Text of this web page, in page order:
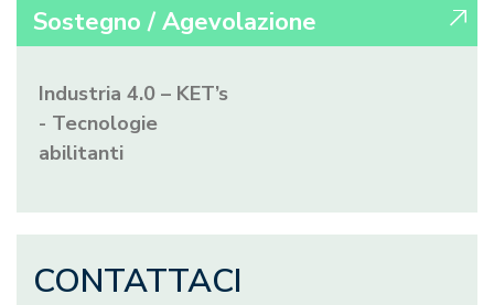
Sostegno / Agevolazione
Industria 4.0 – KET’s
- Tecnologie
abilitanti
CONTATTACI